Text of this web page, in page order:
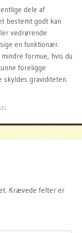
dele af
bestemt godt kan
vedrørende
en funktionær.
formue, hvis du
foreligge
skyldes graviditeten.
Krævede felter er